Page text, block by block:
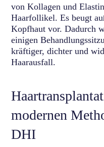
von Kollagen und
Haarfollikel. Es beugt
Kopfhaut vor. Dadurch
einigen
kräftiger, dichter und
Haarausfall.
modernen
DHI